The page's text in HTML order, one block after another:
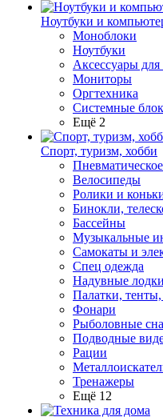
Ноутбуки и
Моноблоки
Ноутбуки
Аксессуары
Мониторы
Оргтехника
Системные
Ещё 2
Спорт, туризм, хобби
Велосипеды
Ролики и
Бинокли,
Бассейны
Музыкальные
Самокаты и
Спец одежда
Надувные
Палатки,
Фонари
Рыболовные
Подводные
Рации
Тренажеры
Ещё 12